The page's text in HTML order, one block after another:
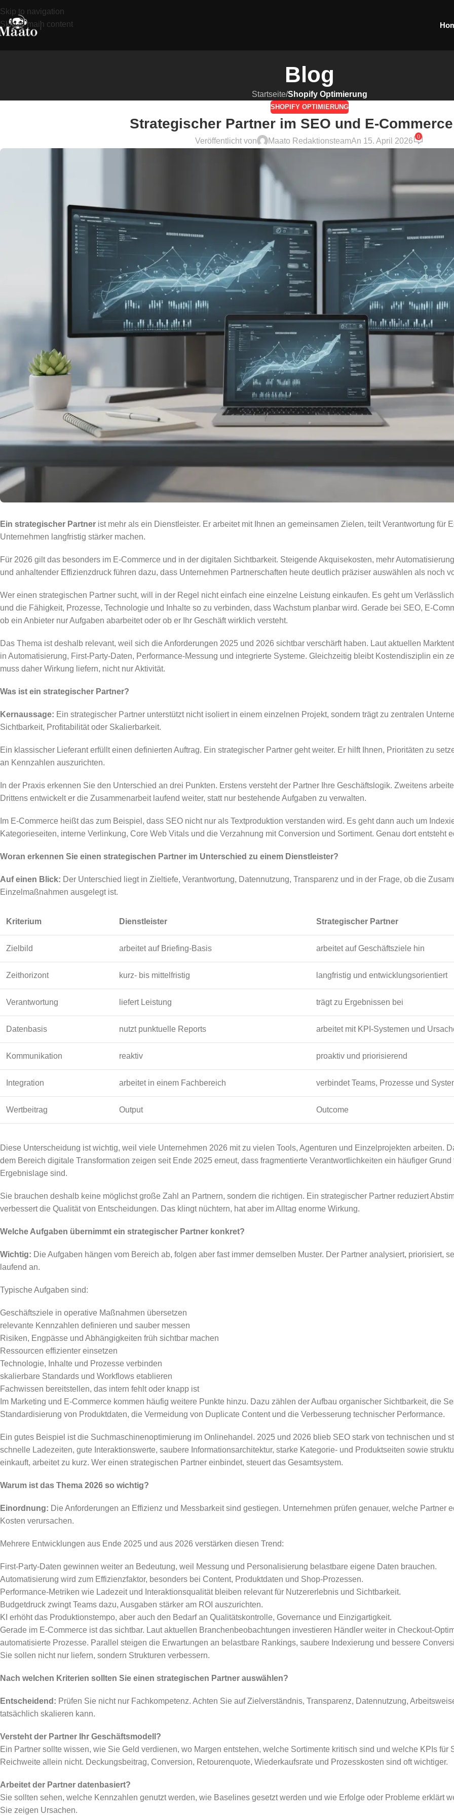
Skip to navigation
Skip to main content
Blog
Startseite/Shopify Optimierung
SHOPIFY OPTIMIERUNG
Strategischer Partner im SEO und E-
Veröffentlicht von Maato RedaktionsteamAn 15. April 2026
0
Ein strategischer Partner ist mehr als ein Dienstleister. Er arbeitet mit Ihnen an gemeinsamen Zielen, teilt Verantwortung für
Unternehmen langfristig stärker machen.
Für 2026 gilt das besonders im E-Commerce und in der digitalen Sichtbarkeit. Steigende Akquisekosten, mehr
und anhaltender Effizienzdruck führen dazu, dass Unternehmen Partnerschaften heute deutlich präziser auswählen als noch
Wer einen strategischen Partner sucht, will in der Regel nicht einfach eine einzelne Leistung einkaufen. Es geht um
und die Fähigkeit, Prozesse, Technologie und Inhalte so zu verbinden, dass Wachstum planbar wird. Gerade bei SEO, E-
ob ein Anbieter nur Aufgaben abarbeitet oder ob er Ihr Geschäft wirklich versteht.
Das Thema ist deshalb relevant, weil sich die Anforderungen 2025 und 2026 sichtbar verschärft haben. Laut aktuellen
in Automatisierung, First-Party-Daten, Performance-Messung und integrierte Systeme. Gleichzeitig bleibt Kostendisziplin ein
muss daher Wirkung liefern, nicht nur Aktivität.
Was ist ein strategischer Partner?
Kernaussage: Ein strategischer Partner unterstützt nicht isoliert in einem einzelnen Projekt, sondern trägt zu zentralen
Sichtbarkeit, Profitabilität oder Skalierbarkeit.
Ein klassischer Lieferant erfüllt einen definierten Auftrag. Ein strategischer Partner geht weiter. Er hilft Ihnen, Prioritäten zu
an Kennzahlen auszurichten.
In der Praxis erkennen Sie den Unterschied an drei Punkten. Erstens versteht der Partner Ihre Geschäftslogik. Zweitens
Drittens entwickelt er die Zusammenarbeit laufend weiter, statt nur bestehende Aufgaben zu verwalten.
Im E-Commerce heißt das zum Beispiel, dass SEO nicht nur als Textproduktion verstanden wird. Es geht dann auch um
Kategorieseiten, interne Verlinkung, Core Web Vitals und die Verzahnung mit Conversion und Sortiment. Genau dort entsteht
Woran erkennen Sie einen strategischen Partner im Unterschied zu einem Dienstleister?
Auf einen Blick: Der Unterschied liegt in Zieltiefe, Verantwortung, Datennutzung, Transparenz und in der Frage, ob die
Einzelmaßnahmen ausgelegt ist.
Kriterium Dienstleister Strategischer Partner
Zielbild arbeitet auf Briefing-Basis arbeitet auf Geschäftsziele hin
Zeithorizont kurz- bis mittelfristig langfristig und entwicklungsorientiert
Verantwortung liefert Leistung trägt zu Ergebnissen bei
Datenbasis nutzt punktuelle Reports arbeitet mit KPI-Systemen und
Kommunikation reaktiv proaktiv und priorisierend
Integration arbeitet in einem Fachbereich verbindet Teams, Prozesse und
Wertbeitrag Output Outcome
Diese Unterscheidung ist wichtig, weil viele Unternehmen 2026 mit zu vielen Tools, Agenturen und Einzelprojekten arbeiten.
dem Bereich digitale Transformation zeigen seit Ende 2025 erneut, dass fragmentierte Verantwortlichkeiten ein häufiger
Ergebnislage sind.
Sie brauchen deshalb keine möglichst große Zahl an Partnern, sondern die richtigen. Ein strategischer Partner reduziert
verbessert die Qualität von Entscheidungen. Das klingt nüchtern, hat aber im Alltag enorme Wirkung.
Welche Aufgaben übernimmt ein strategischer Partner konkret?
Wichtig: Die Aufgaben hängen vom Bereich ab, folgen aber fast immer demselben Muster. Der Partner analysiert, priorisiert,
laufend an.
Typische Aufgaben sind:
Geschäftsziele in operative Maßnahmen übersetzen
relevante Kennzahlen definieren und sauber messen
Risiken, Engpässe und Abhängigkeiten früh sichtbar machen
Ressourcen effizienter einsetzen
Technologie, Inhalte und Prozesse verbinden
skalierbare Standards und Workflows etablieren
Fachwissen bereitstellen, das intern fehlt oder knapp ist
Im Marketing und E-Commerce kommen häufig weitere Punkte hinzu. Dazu zählen der Aufbau organischer Sichtbarkeit, die
Standardisierung von Produktdaten, die Vermeidung von Duplicate Content und die Verbesserung technischer Performance.
Ein gutes Beispiel ist die Suchmaschinenoptimierung im Onlinehandel. 2025 und 2026 blieb SEO stark von technischen und
schnelle Ladezeiten, gute Interaktionswerte, saubere Informationsarchitektur, starke Kategorie- und Produktseiten sowie
einkauft, arbeitet zu kurz. Wer einen strategischen Partner einbindet, steuert das Gesamtsystem.
Warum ist das Thema 2026 so wichtig?
Einordnung: Die Anforderungen an Effizienz und Messbarkeit sind gestiegen. Unternehmen prüfen genauer, welche Partner
Kosten verursachen.
Mehrere Entwicklungen aus Ende 2025 und aus 2026 verstärken diesen Trend:
First-Party-Daten gewinnen weiter an Bedeutung, weil Messung und Personalisierung belastbare eigene Daten brauchen.
Automatisierung wird zum Effizienzfaktor, besonders bei Content, Produktdaten und Shop-Prozessen.
Performance-Metriken wie Ladezeit und Interaktionsqualität bleiben relevant für Nutzererlebnis und Sichtbarkeit.
Budgetdruck zwingt Teams dazu, Ausgaben stärker am ROI auszurichten.
KI erhöht das Produktionstempo, aber auch den Bedarf an Qualitätskontrolle, Governance und Einzigartigkeit.
Gerade im E-Commerce ist das sichtbar. Laut aktuellen Branchenbeobachtungen investieren Händler weiter in Checkout-
automatisierte Prozesse. Parallel steigen die Erwartungen an belastbare Rankings, saubere Indexierung und bessere
Sie sollen nicht nur liefern, sondern Strukturen verbessern.
Nach welchen Kriterien sollten Sie einen strategischen Partner auswählen?
Entscheidend: Prüfen Sie nicht nur Fachkompetenz. Achten Sie auf Zielverständnis, Transparenz, Datennutzung,
tatsächlich skalieren kann.
Versteht der Partner Ihr Geschäftsmodell?
Ein Partner sollte wissen, wie Sie Geld verdienen, wo Margen entstehen, welche Sortimente kritisch sind und welche KPIs für
Reichweite allein nicht. Deckungsbeitrag, Conversion, Retourenquote, Wiederkaufsrate und Prozesskosten sind oft wichtiger.
Arbeitet der Partner datenbasiert?
Sie sollten sehen, welche Kennzahlen genutzt werden, wie Baselines gesetzt werden und wie Erfolge oder Probleme erklärt
Sie zeigen Ursachen.